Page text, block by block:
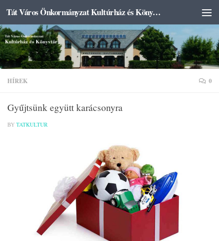
Skip to content Tát Város Önkormányzat Kultúrház és Könyvtár
HÍREK 0
Gyűjtsünk együtt karácsonyra
BY TATKULTUR